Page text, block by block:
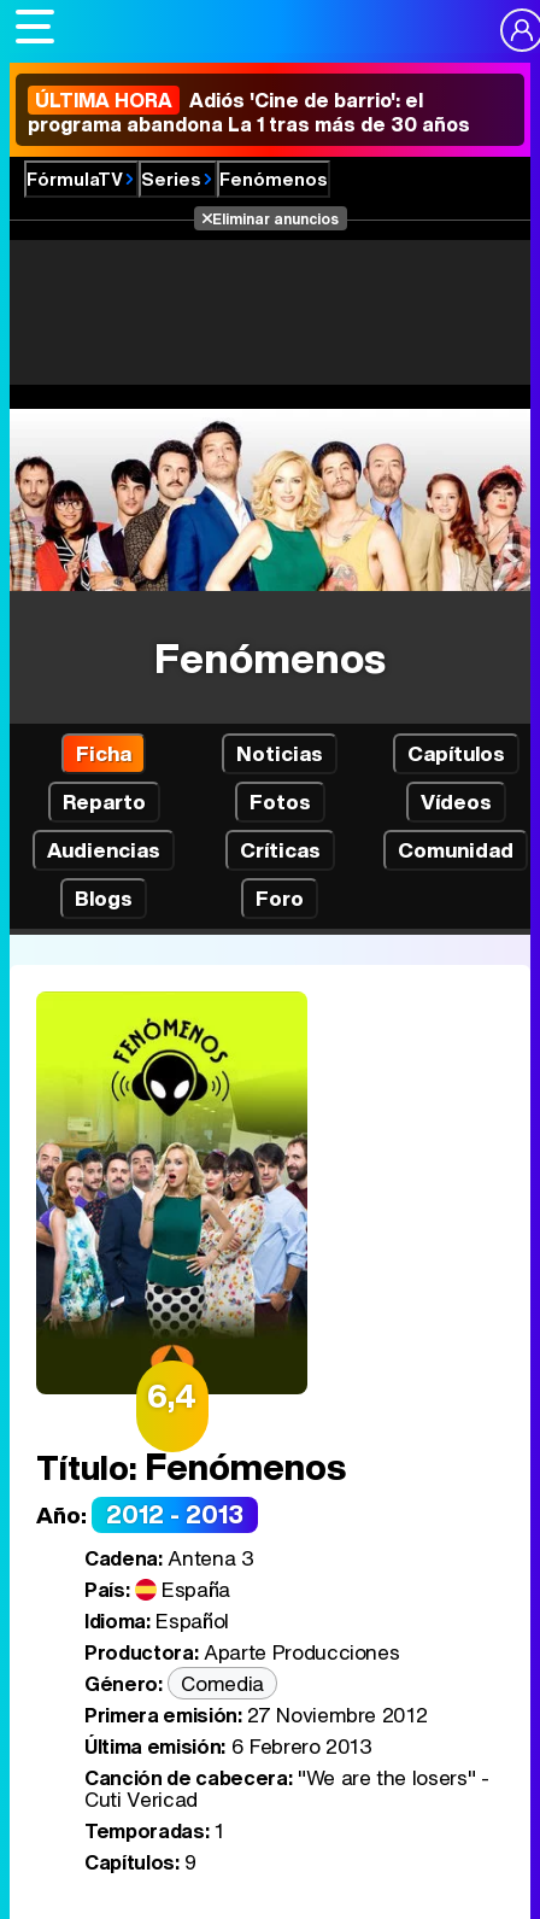
ÚLTIMA HORA Adiós 'Cine de barrio': el
programa abandona La 1 tras más de 30 años
FórmulaTV Series Fenómenos
Eliminar anuncios
Fenómenos
Ficha Noticias
Capítulos
Reparto
Fotos
Vídeos
Audiencias
Críticas
Comunidad
Blogs
Foro
6,4
Título: Fenómenos
Año: 2012 - 2013
Cadena:Antena 3
País:
España
Idioma: Español
Productora:Aparte Producciones
Género:
Comedia
Primera emisión:27 Noviembre 2012
Última emisión:6 Febrero 2013
Canción de cabecera:"We are the losers" -
Cuti Vericad
Temporadas:1
Capítulos:9